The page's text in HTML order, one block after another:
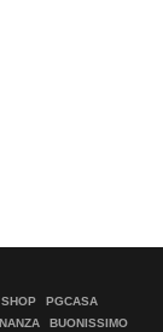
PGCASA
BUONISSIMO